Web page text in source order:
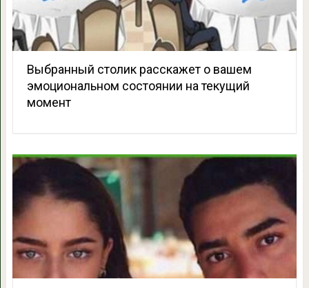
Выбранный столик расскажет о вашем
эмоциональном состоянии на текущий
момент